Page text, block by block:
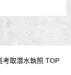
考取潛水執照 TOP